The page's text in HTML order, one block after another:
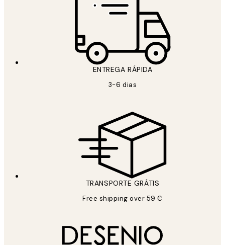
ENTREGA RÁPIDA
3-6 dias
TRANSPORTE GRÁTIS
Free shipping over 59 €